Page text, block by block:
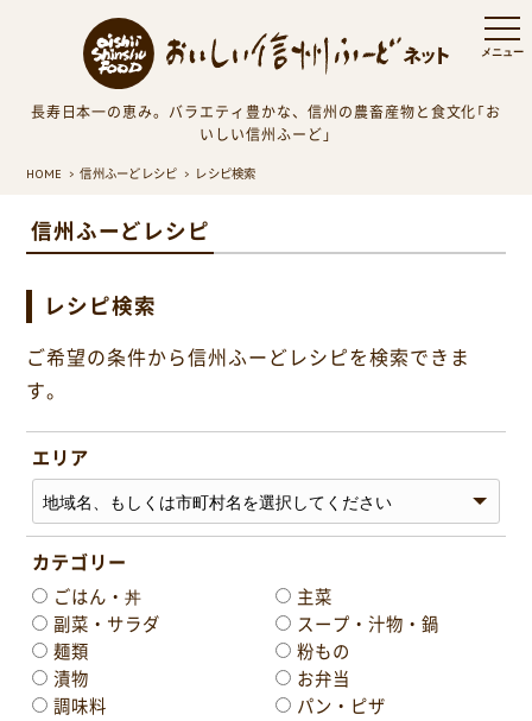
長寿日本一の恵み。バラエティ豊かな、信州の農畜産物と食文化「お
いしい信州ふーど」
HOME 信州ふーどレシピ レシピ検索
信州ふーどレシピ
レシピ検索
ご希望の条件から信州ふーどレシピを検索できま
す。
エリア
カテゴリー
ごはん・丼
主菜
副菜・サラダ
スープ・汁物・鍋
麺類
粉もの
漬物
お弁当
調味料
パン・ピザ